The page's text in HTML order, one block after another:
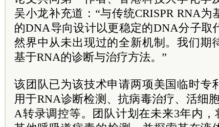
吴小龙补充道：“与传统CRISPR RNA
的DNA导向设计以更稳定的DNA分子取
然界中从未出现过的全新机制。我们期
基于RNA的诊断与治疗方法。”
该团队已为该技术申请两项美国临时专
用于RNA诊断检测、抗病毒治疗、活细
A转录调控等。团队计划在未来3年内，